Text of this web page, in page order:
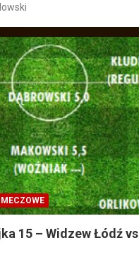
15 – Widzew Łódź vs